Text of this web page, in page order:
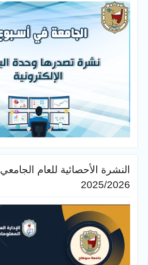
النشرة الأحصائية للعام الجامعي
2025/2026